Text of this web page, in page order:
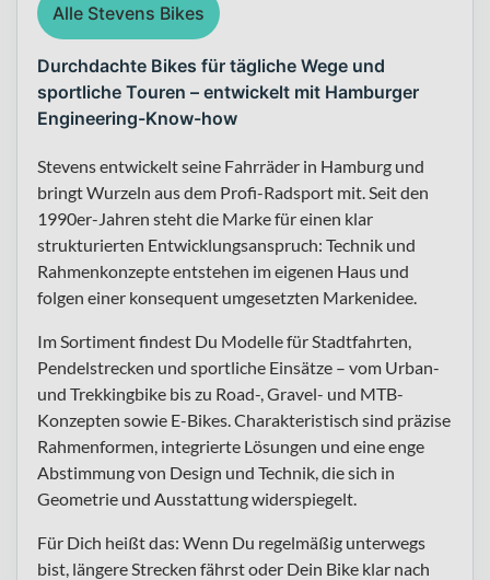
Alle Stevens Bikes
Durchdachte Bikes für tägliche Wege und
sportliche Touren – entwickelt mit Hamburger
Engineering-Know-how
Stevens entwickelt seine Fahrräder in Hamburg und
bringt Wurzeln aus dem Profi-Radsport mit. Seit den
1990er-Jahren steht die Marke für einen klar
strukturierten Entwicklungsanspruch: Technik und
Rahmenkonzepte entstehen im eigenen Haus und
folgen einer konsequent umgesetzten Markenidee.
Im Sortiment findest Du Modelle für Stadtfahrten,
Pendelstrecken und sportliche Einsätze – vom Urban-
und Trekkingbike bis zu Road-, Gravel- und MTB-
Konzepten sowie E-Bikes. Charakteristisch sind präzise
Rahmenformen, integrierte Lösungen und eine enge
Abstimmung von Design und Technik, die sich in
Geometrie und Ausstattung widerspiegelt.
Für Dich heißt das: Wenn Du regelmäßig unterwegs
bist, längere Strecken fährst oder Dein Bike klar nach